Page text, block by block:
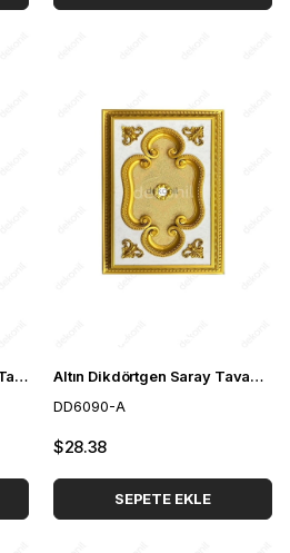
Eskitme Dikdörtgen Saray Tavan 60*90 cm Altın Dikdörtgen Saray Tavan 60*90 cm
DD6090-A
$28.38
SEPETE EKLE